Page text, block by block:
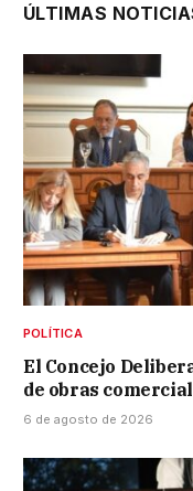
ÚLTIMAS
POLÍTICA
El Concejo
de obras
6 de agosto de 2026